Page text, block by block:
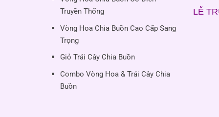
Truyền Thống
Vòng Hoa Chia Buồn Cao Cấp Sang
Trọng
Giỏ Trái Cây Chia Buồn
Combo Vòng Hoa & Trái Cây Chia
Buồn
LỄ